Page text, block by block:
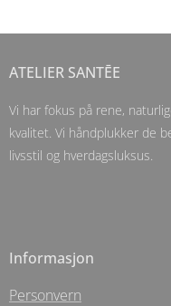
ATELIER SANTĒE
Vi har fokus på rene,
kvalitet. Vi håndplukker de
livsstil og hverdagsluksus.
Informasjon
Personvern